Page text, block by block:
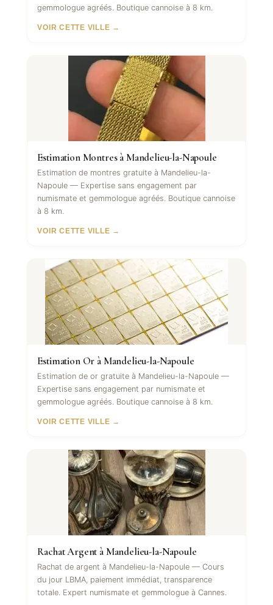
gemmologue agréés. Boutique cannoise à 8 km.
VOIR CETTE VILLE →
Estimation Montres à Mandelieu-la-Napoule
Estimation de montres gratuite à Mandelieu-la-
Napoule — Expertise sans engagement par
numismate et gemmologue agréés. Boutique cannoise
à 8 km.
VOIR CETTE VILLE →
Estimation Or à Mandelieu-la-Napoule
Estimation de or gratuite à Mandelieu-la-Napoule —
Expertise sans engagement par numismate et
gemmologue agréés. Boutique cannoise à 8 km.
VOIR CETTE VILLE →
Rachat Argent à Mandelieu-la-Napoule
Rachat de argent à Mandelieu-la-Napoule — Cours
du jour LBMA, paiement immédiat, transparence
totale. Expert numismate et gemmologue à Cannes.